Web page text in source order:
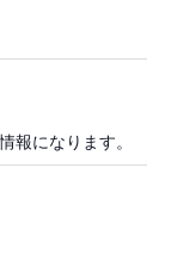
報になります。